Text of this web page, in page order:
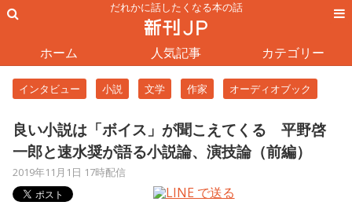
だれかに話したくなる本の話
ホーム 人気記事 カテゴリー
インタビュー 小説 文学 作家 オーディオブック
良い小説は「ボイス」が聞こえてくる 平野啓
一郎と速水奨が語る小説論、演技論（前編）
2019年11月1日 17時配信